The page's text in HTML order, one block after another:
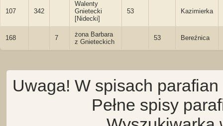
107 342
Walenty
Gnietecki
[Nidecki]
53 Kazimierka
168 7
żona Barbara
z Gnieteckich
53 Bereźnica
Uwaga! W spisach
Pełne spisy